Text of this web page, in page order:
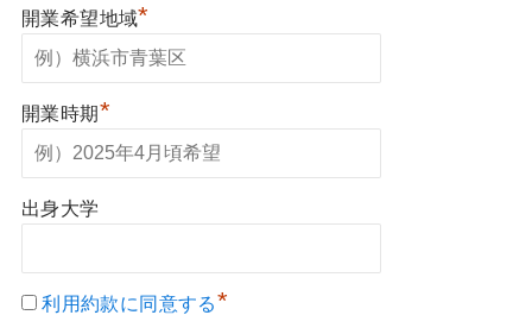
開業希望地域*
開業時期*
出身大学
利用約款に同意する*